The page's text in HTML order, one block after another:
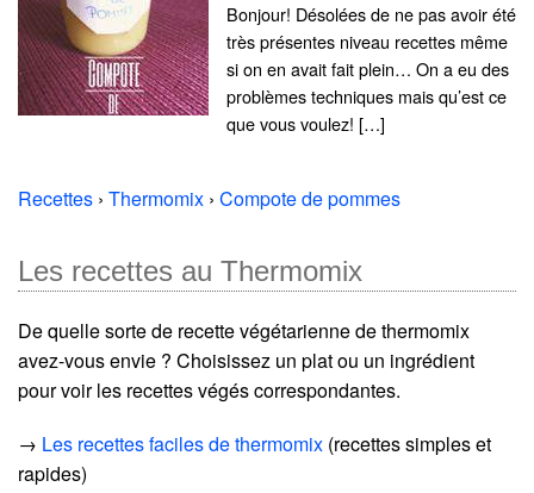
Bonjour! Désolées de ne pas avoir été
très présentes niveau recettes même
si on en avait fait plein… On a eu des
problèmes techniques mais qu’est ce
que vous voulez! […]
Recettes › Thermomix › Compote de pommes
Les recettes au Thermomix
De quelle sorte de recette végétarienne de thermomix
avez-vous envie ? Choisissez un plat ou un ingrédient
pour voir les recettes végés correspondantes.
→ Les recettes faciles de thermomix (recettes simples et
rapides)